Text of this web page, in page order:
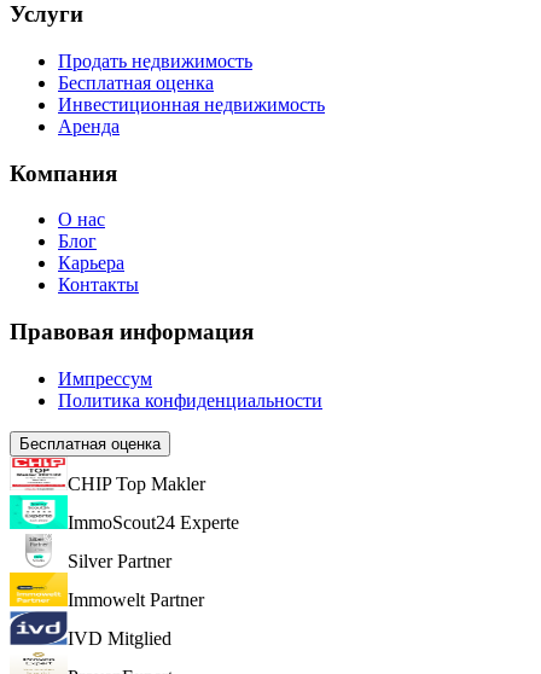
Услуги
Продать недвижимость
Бесплатная оценка
Инвестиционная недвижимость
Аренда
Компания
О нас
Блог
Карьера
Контакты
Правовая информация
Импрессум
Политика конфиденциальности
Бесплатная оценка
CHIP Top Makler
ImmoScout24 Experte
Silver Partner
Immowelt Partner
IVD Mitglied